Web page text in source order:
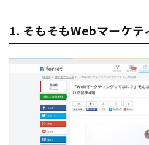
1. そもそもWebマーケテ